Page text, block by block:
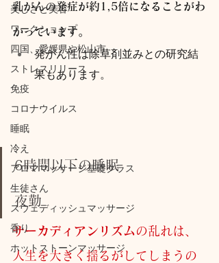
美しさと美容
ワークショップ
四国、愛媛県や松山市
ストレスリリース
免疫
コロナウイルス
睡眠
冷え
アロママッサージ基礎クラス
生徒さん
スウェディッシュマッサージ
香り
ホットストーンマッサージ
乳がんの発症が約1,5倍になることがわ
かっています。
発がん性は除草剤並みとの研究結
果もあります。
6時間以下の睡眠
夜勤
サーカディアンリズム の乱れは、
人生を大きく揺るがしてしまうの